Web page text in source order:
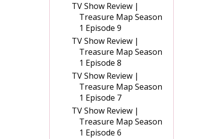
TV Show Review |
Treasure Map Season
1 Episode 9
TV Show Review |
Treasure Map Season
1 Episode 8
TV Show Review |
Treasure Map Season
1 Episode 7
TV Show Review |
Treasure Map Season
1 Episode 6